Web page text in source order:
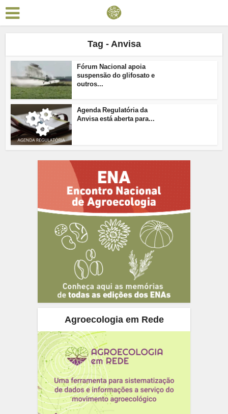
Tag - Anvisa
Fórum Nacional apoia
suspensão do glifosato e
outros...
Agenda Regulatória da
Anvisa está aberta para...
Agroecologia em Rede